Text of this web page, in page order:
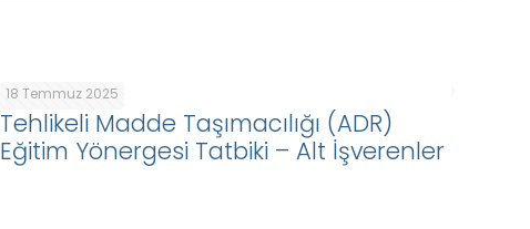
18 Temmuz 2025
Tehlikeli Madde Taşımacılığı (ADR)
Eğitim Yönergesi Tatbiki – Alt İşverenler